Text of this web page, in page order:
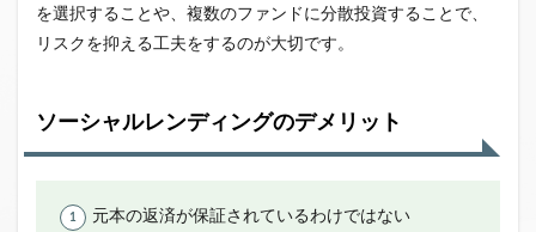
を選択することや、複数のファンドに分散投資することで、
リスクを抑える工夫をするのが大切です。
ソーシャルレンディングのデメリット
元本の返済が保証されているわけではない